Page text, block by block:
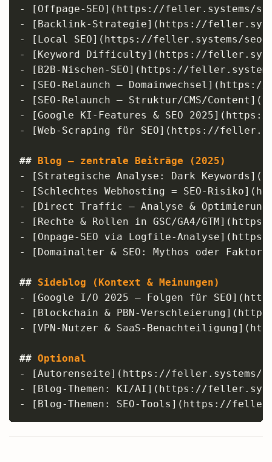
-
[ Offpage-SEO]( https://feller.systems/
-
[ Backlink-Strategie]( https://
-
[ Local SEO]( https://feller.systems/seo-
-
[ Keyword Difficulty]( https://
-
[ B2B-Nischen-SEO]( https://
-
[ SEO-Relaunch – Domainwechsel ]( https://
-
[ SEO-Relaunch – Struktur/CMS/Content ](
-
[Google KI-Features & SEO 2025]( https://
-
[Web-Scraping für SEO]( https://
## Blog – zentrale Beiträge (2025)
-
[ Strategische Analyse: Dark Keywords ](
-
[ Schlechtes Webhosting = SEO-Risiko](
-
[ Direct Traffic – Analyse & Optimierung
-
[ Rechte & Rollen in GSC/GA4/GTM](
-
[ Onpage-SEO via Logfile-Analyse](
-
[ Domainalter & SEO: Mythos oder Faktor?
## Sideblog (Kontext & Meinungen)
-
[Google I/O 2025 – Folgen für SEO](
-
[ Blockchain & PBN-Verschleierung](
-
[VPN-Nutzer & SaaS-Benachteiligung](
## Optional
-
[Autorenseite]( https://feller.systems/
-
[ Blog-Themen: KI/AI ]( https://
-
[ Blog-Themen: SEO-Tools ]( https://